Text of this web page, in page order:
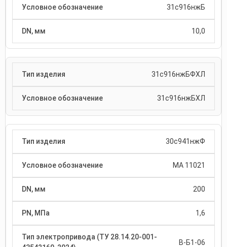
31с916нжБ
10,0
31с916нжБФХЛ
31с916нжБХЛ
30с941нжФ
МА 11021
200
1,6
В-Б1-06